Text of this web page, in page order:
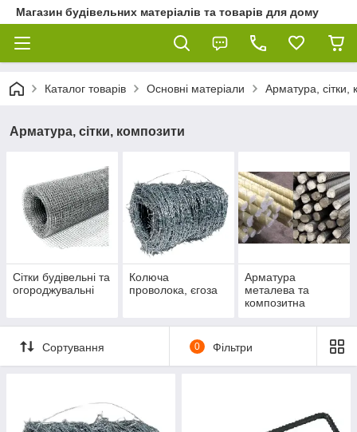
Магазин будівельних матеріалів та товарів для дому
Каталог товарів Основні матеріали Арматура, сітки,
Арматура, сітки, композити
Сітки будівельні та
огороджувальні
Колюча
проволока, єгоза
Арматура
металева та
композитна
Сортування 0 Фільтри